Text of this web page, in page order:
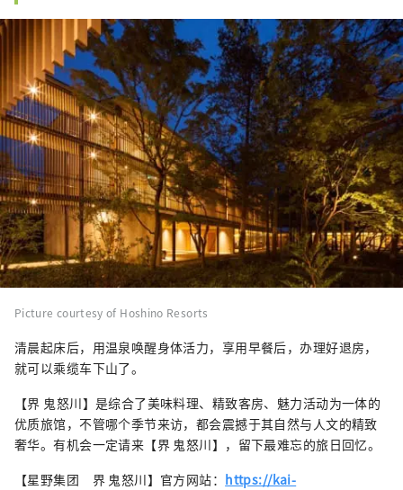
Picture courtesy of Hoshino Resorts
清晨起床后，用温泉唤醒身体活力，享用早餐后，办理好退房，
就可以乘缆车下山了。
【界 鬼怒川】是综合了美味料理、精致客房、魅力活动为一体的
优质旅馆，不管哪个季节来访，都会震撼于其自然与人文的精致
奢华。有机会一定请来【界 鬼怒川】，留下最难忘的旅日回忆。
【星野集团 界 鬼怒川】官方网站： https://kai-